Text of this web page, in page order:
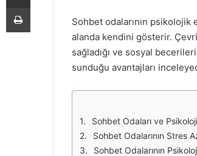
Sohbet odalarının
alanda kendini gösterir.
sağladığı ve sosyal
sunduğu avantajları
Sohbet Odaları ve
Sohbet Odalarının Stres
Sohbet Odalarının